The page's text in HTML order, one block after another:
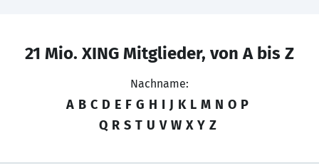
21 Mio. XING Mitglieder, von A bis Z
Nachname:
A B C D E F G H I J K L M N O P
Q R S T U V W X Y Z